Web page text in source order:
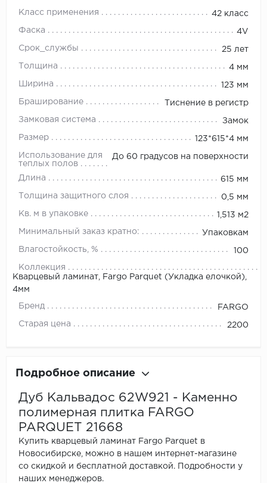
Класс применения 42 класс
Фаска 4V
Срок_службы 25 лет
Толщина 4 мм
Ширина 123 мм
Браширование Тиснение в регистр
Замковая система Замок
Размер 123*615*4 мм
Использование для
теплых полов
До 60 градусов на поверхности
Длина 615 мм
Толщина защитного слоя 0,5 мм
Кв. м в упаковке 1,513 м2
Минимальный заказ кратно: Упаковкам
Влагостойкость, % 100
Коллекция
Кварцевый ламинат, Fargo Parquet (Укладка елочкой),
4мм
Бренд FARGO
Старая цена 2200
Подробное описание
Дуб Кальвадос 62W921 - Каменно
полимерная плитка FARGO
PARQUET 21668
Купить кварцевый ламинат Fargo Parquet в
Новосибирске, можно в нашем интернет-магазине
со скидкой и бесплатной доставкой. Подробности у
наших менеджеров.